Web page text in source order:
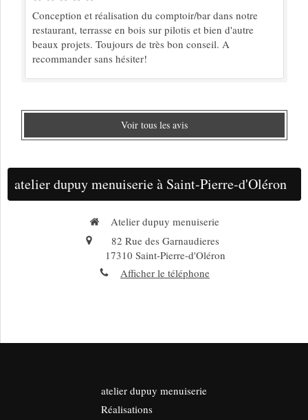
Conception et réalisation du comptoir/bar dans notre
restaurant, terrasse en bois sur pilotis et bien d'autre
beaux projets. Toujours de très bon conseil. A
recommander sans hésiter!
Voir tous les avis
atelier dupuy menuiserie à Saint-Pierre-d'Oléron
Atelier dupuy menuiserie
82 Rue des Garnaudieres
17310 Saint-Pierre-d'Oléron
Afficher le téléphone
atelier dupuy menuiserie
Réalisations